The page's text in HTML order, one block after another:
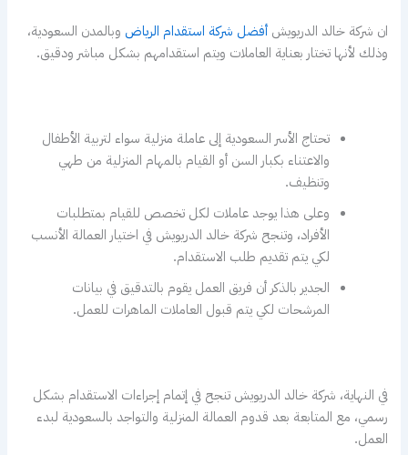
ان شركة خالد الدريويشأفضل شركة استقدام الرياض وبالمدن السعودية،
وذلك لأنها تختار بعناية العاملات ويتم استقدامهم بشكل مباشر ودقيق.
تحتاج الأسر السعودية إلى عاملة منزلية سواء لتربية الأطفال
والاعتناء بكبار السن أو القيام بالمهام المنزلية من طهي
وتنظيف.
وعلى هذا يوجد عاملات لكل تخصص للقيام بمتطلبات
الأفراد، وتنجح شركة خالد الدريويش في اختيار العمالة الأنسب
لكي يتم تقديم طلب الاستقدام.
الجدير بالذكر أن فريق العمل يقوم بالتدقيق في بيانات
المرشحات لكي يتم قبول العاملات الماهرات للعمل.
في النهاية، شركة خالد الدريويش تنجح في إتمام إجراءات الاستقدام بشكل
رسمي، مع المتابعة بعد قدوم العمالة المنزلية والتواجد بالسعودية لبدء
العمل.